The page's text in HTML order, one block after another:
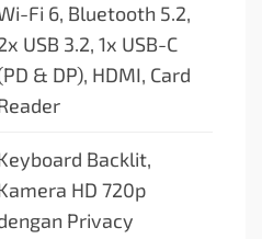
Fi 6, Bluetooth 5.2,
USB 3.2, 1x USB-C
& DP), HDMI, Card
Backlit,
HD 720p
Privacy